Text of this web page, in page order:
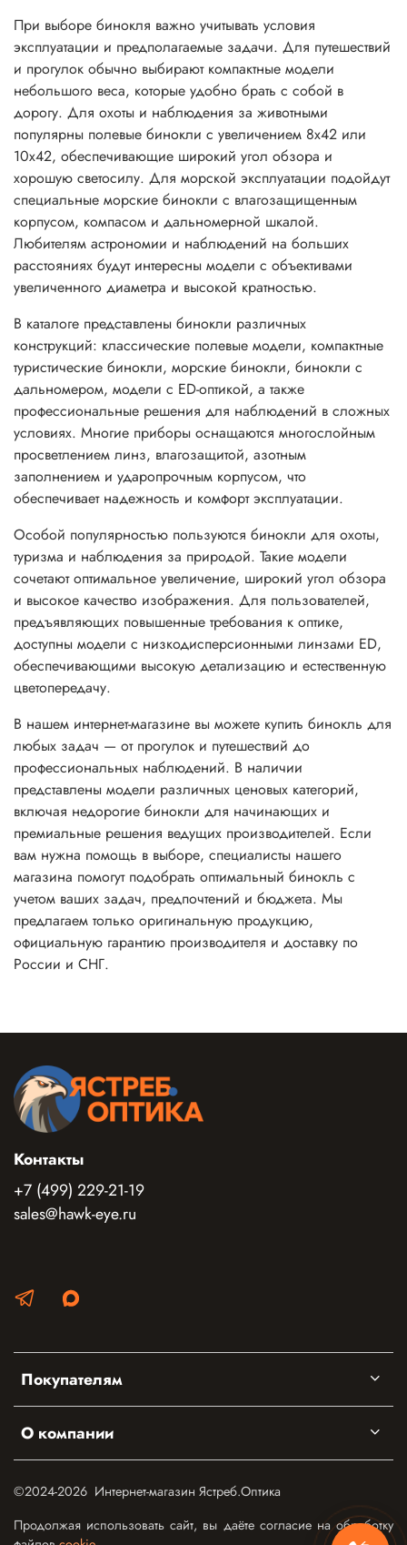
При выборе бинокля важно учитывать условия
эксплуатации и предполагаемые задачи. Для путешествий
и прогулок обычно выбирают компактные модели
небольшого веса, которые удобно брать с собой в
дорогу. Для охоты и наблюдения за животными
популярны полевые бинокли с увеличением 8x42 или
10x42, обеспечивающие широкий угол обзора и
хорошую светосилу. Для морской эксплуатации подойдут
специальные морские бинокли с влагозащищенным
корпусом, компасом и дальномерной шкалой.
Любителям астрономии и наблюдений на больших
расстояниях будут интересны модели с объективами
увеличенного диаметра и высокой кратностью.
В каталоге представлены бинокли различных
конструкций: классические полевые модели, компактные
туристические бинокли, морские бинокли, бинокли с
дальномером, модели с ED-оптикой, а также
профессиональные решения для наблюдений в сложных
условиях. Многие приборы оснащаются многослойным
просветлением линз, влагозащитой, азотным
заполнением и ударопрочным корпусом, что
обеспечивает надежность и комфорт эксплуатации.
Особой популярностью пользуются бинокли для охоты,
туризма и наблюдения за природой. Такие модели
сочетают оптимальное увеличение, широкий угол обзора
и высокое качество изображения. Для пользователей,
предъявляющих повышенные требования к оптике,
доступны модели с низкодисперсионными линзами ED,
обеспечивающими высокую детализацию и естественную
цветопередачу.
В нашем интернет-магазине вы можете купить бинокль для
любых задач — от прогулок и путешествий до
профессиональных наблюдений. В наличии
представлены модели различных ценовых категорий,
включая недорогие бинокли для начинающих и
премиальные решения ведущих производителей. Если
вам нужна помощь в выборе, специалисты нашего
магазина помогут подобрать оптимальный бинокль с
учетом ваших задач, предпочтений и бюджета. Мы
предлагаем только оригинальную продукцию,
официальную гарантию производителя и доставку по
России и СНГ.
Покупателям
О компании
Контакты
+7 (499) 229-21-19
sales@hawk-eye.ru
©2024-2026 Интернет-магазин Ястреб.Оптика
Продолжая использовать сайт, вы даёте согласие на обработку